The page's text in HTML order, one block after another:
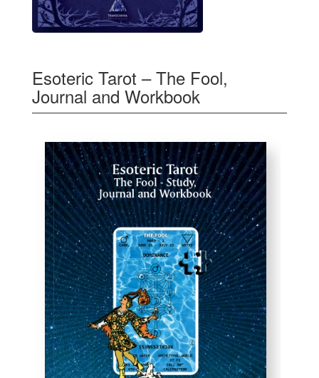
Esoteric Tarot – The Fool,
Journal and Workbook